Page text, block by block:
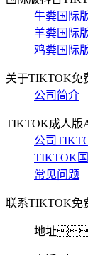
牛粪国际
羊粪国际
鸡粪国际
关于TIKTOK免
公司简介
TIKTOK成人版
公司
TIKTOK
常见问题
联系TIKTOK免
地址